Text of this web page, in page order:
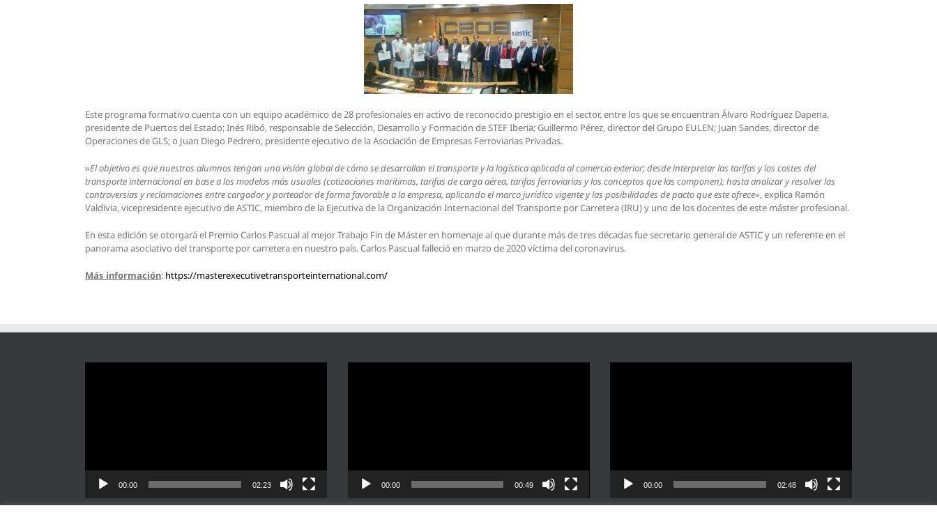
Este programa formativo cuenta con un equipo académico de 28 profesionales en activo de reconocido prestigio en el sector, entre los que se encuentran Álvaro Rodríguez Dapena,
presidente de Puertos del Estado; Inés Ribó, responsable de Selección, Desarrollo y Formación de STEF Iberia; Guillermo Pérez, director del Grupo EULEN; Juan Sandes, director de
Operaciones de GLS; o Juan Diego Pedrero, presidente ejecutivo de la Asociación de Empresas Ferroviarias Privadas.
«El objetivo es que nuestros alumnos tengan una visión global de cómo se desarrollan el transporte y la logística aplicada al comercio exterior; desde interpretar las tarifas y los costes del
transporte internacional en base a los modelos más usuales (cotizaciones marítimas, tarifas de carga aérea, tarifas ferroviarias y los conceptos que las componen); hasta analizar y resolver las
controversias y reclamaciones entre cargador y porteador de forma favorable a la empresa, aplicando el marco jurídico vigente y las posibilidades de pacto que este ofrece», explica Ramón
Valdivia, vicepresidente ejecutivo de ASTIC, miembro de la Ejecutiva de la Organización Internacional del Transporte por Carretera (IRU) y uno de los docentes de este máster profesional.
En esta edición se otorgará el Premio Carlos Pascual al mejor Trabajo Fin de Máster en homenaje al que durante más de tres décadas fue secretario general de ASTIC y un referente en el
panorama asociativo del transporte por carretera en nuestro país. Carlos Pascual falleció en marzo de 2020 víctima del coronavirus.
Más información: https://masterexecutivetransporteinternational.com/
00:00 02:23 00:00 00:49 00:00 02:48